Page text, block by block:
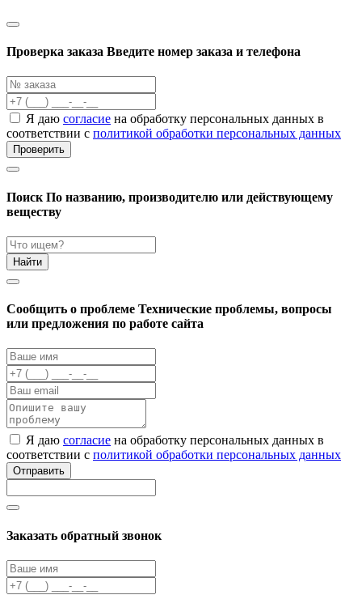
Проверка заказа Введите номер заказа и телефона
Я даю согласие на обработку персональных данных в
соответствии с политикой обработки персональных данных
Проверить
Поиск По названию, производителю или действующему
веществу
Найти
Cообщить о проблеме Технические проблемы, вопросы
или предложения по работе сайта
Я даю согласие на обработку персональных данных в
соответствии с политикой обработки персональных данных
Отправить
Заказать обратный звонок